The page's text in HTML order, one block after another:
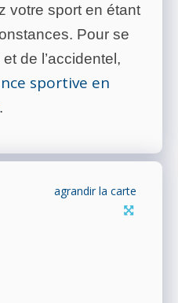
votre sport en étant
Pour se
de l’accidentel,
sportive en
.
agrandir la carte